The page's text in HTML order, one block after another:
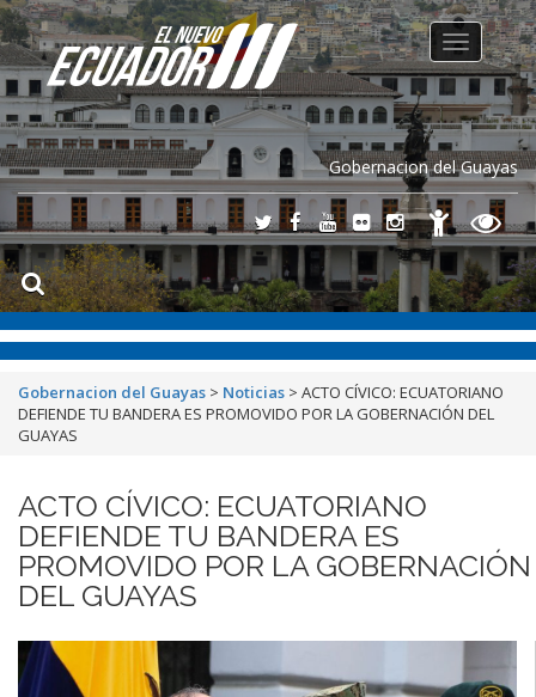
Gobernacion del Guayas
Toggle
navigation
Gobernacion del Guayas > Noticias > ACTO CÍVICO: ECUATORIANO
DEFIENDE TU BANDERA ES PROMOVIDO POR LA GOBERNACIÓN DEL
GUAYAS
ACTO CÍVICO: ECUATORIANO
DEFIENDE TU BANDERA ES
PROMOVIDO POR LA GOBERNACIÓN
DEL GUAYAS